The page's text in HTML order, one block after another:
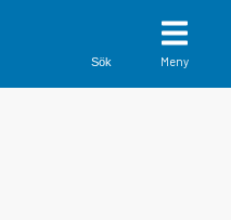
Sök Meny